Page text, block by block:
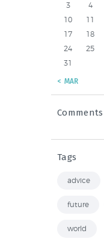
3
4
10
11
17
18
24
25
31
« MAR
Comments
Tags
advice
future
world